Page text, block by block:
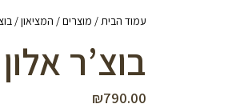
עמוד הבית/ מוצרים/ המציאון/ בוצ’ר אלון
בוצ’ר אלון 26 112/48.5 ס”מ ליטוש ולכה
₪790.00